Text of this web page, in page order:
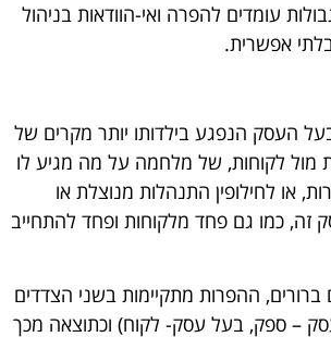
עומדים להפרה ואי-הוודאות בניהול
אפשרית.
העסק הנפגע בילדותו יותר מקרים של
מול לקוחות, של מלחמה על מה מגיע לו
או לחילופין התנהלות מנוצלת או
כמו גם פחד מלקוחות ופחד להתחייב
ברורים, ההפרות מתקיימות בשני הצדדים
– ספק, בעל עסק- לקוח) וכתוצאה מכך